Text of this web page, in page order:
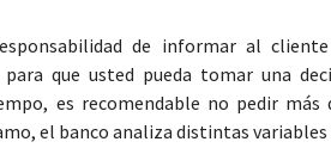
de informar al
que usted pueda tomar una
es recomendable no pedir
el banco analiza distintas